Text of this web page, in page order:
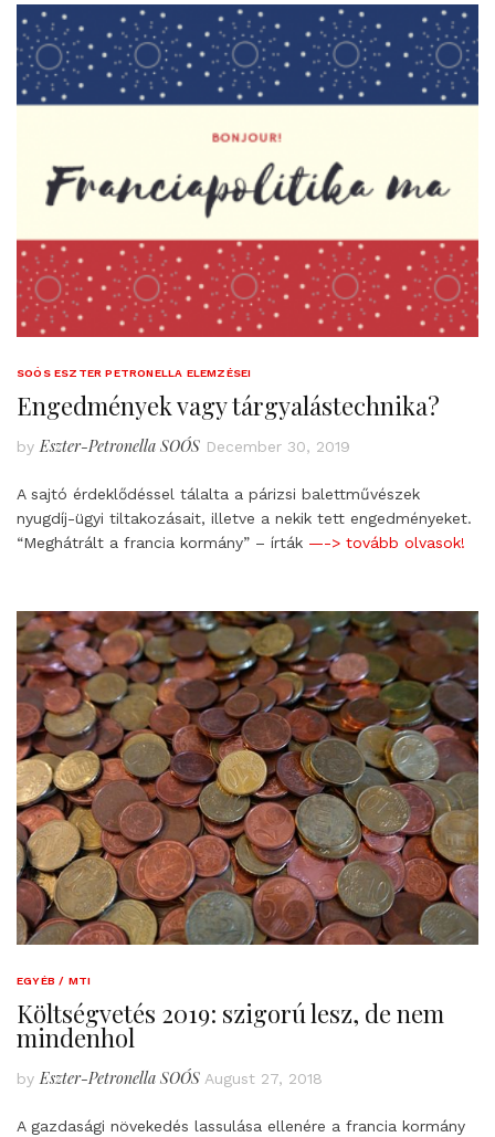
SOÓS ESZTER PETRONELLA ELEMZÉSEI
Engedmények vagy tárgyalástechnika?
byEszter-Petronella SOÓS December 30, 2019
A sajtó érdeklődéssel tálalta a párizsi balettművészek
nyugdíj-ügyi tiltakozásait, illetve a nekik tett engedményeket.
“Meghátrált a francia kormány” – írták —-> tovább olvasok!
EGYÉB / MTI
Költségvetés 2019: szigorú lesz, de nem
mindenhol
byEszter-Petronella SOÓS August 27, 2018
A gazdasági növekedés lassulása ellenére a francia kormány